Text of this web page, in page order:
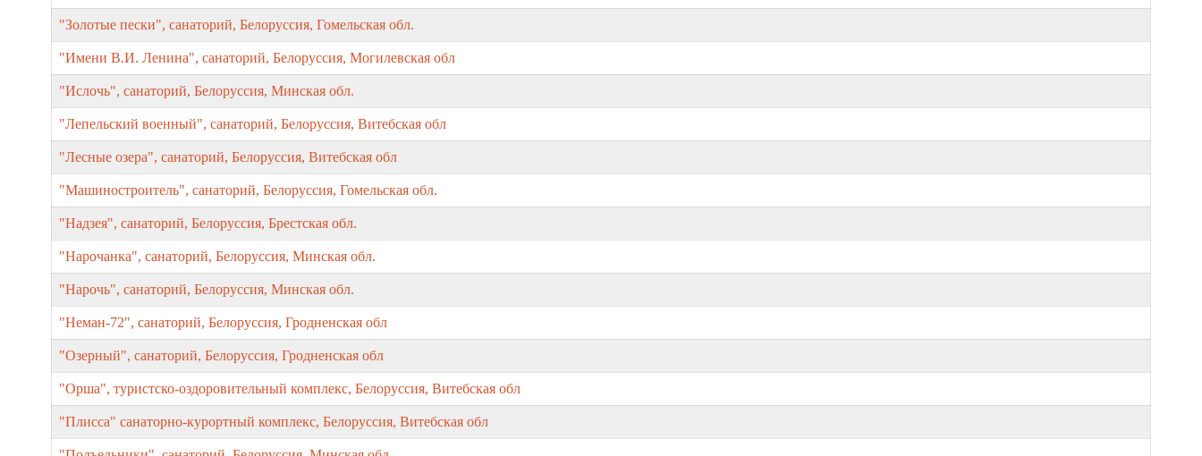
"Золотые пески", санаторий, Белоруссия, Гомельская обл.
"Имени В.И. Ленина", санаторий, Белоруссия, Могилевская обл
"Ислочь", санаторий, Белоруссия, Минская обл.
"Лепельский военный", санаторий, Белоруссия, Витебская обл
"Лесные озера", санаторий, Белоруссия, Витебская обл
"Машиностроитель", санаторий, Белоруссия, Гомельская обл.
"Надзея", санаторий, Белоруссия, Брестская обл.
"Нарочанка", санаторий, Белоруссия, Минская обл.
"Нарочь", санаторий, Белоруссия, Минская обл.
"Неман-72", санаторий, Белоруссия, Гродненская обл
"Озерный", санаторий, Белоруссия, Гродненская обл
"Орша", туристско-оздоровительный комплекс, Белоруссия, Витебская обл
"Плисса" санаторно-курортный комплекс, Белоруссия, Витебская обл